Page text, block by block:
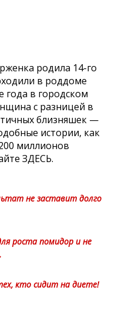
родила 14-го
в роддоме
года в городском
с разницей в
близняшек —
истории, как
миллионов
ЗДЕСЬ.
не заставит долго
роста помидор и не
кто сидит на диете!